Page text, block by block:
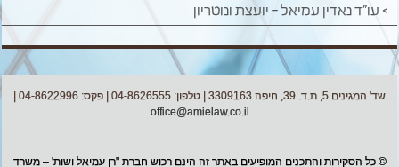
> עו"ד נאדין עמיאל – יועצת ונוטריון
שד' המגינים 5, ת.ד. 39, חיפה 3309163 | טלפון: 04-8626555 | פקס: 04-8622996 |
office@amielaw.co.il
© כל הסקירות והתכנים המופיעים באתר זה הינם רכוש חברת "רן עמיאל ושות' – משרד